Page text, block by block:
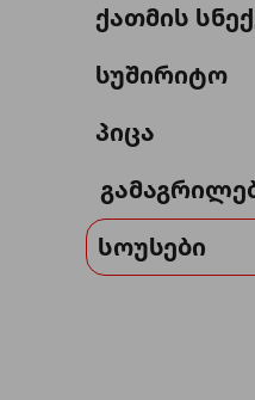
ქათმის
სუშირიტო
პიცა
სოუსები